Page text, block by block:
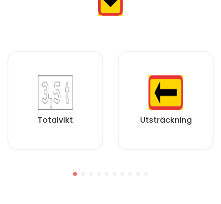
Totalvikt Utsträckning